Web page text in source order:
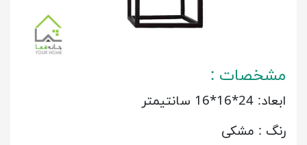
مشخصات :
ابعاد: 24*16*16 سانتیمتر
رنگ : مشکی